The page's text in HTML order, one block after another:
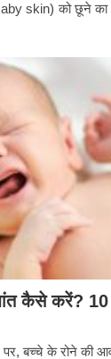
skin) को छूने
कैसे करें?
पर, बच्चे के रोने की